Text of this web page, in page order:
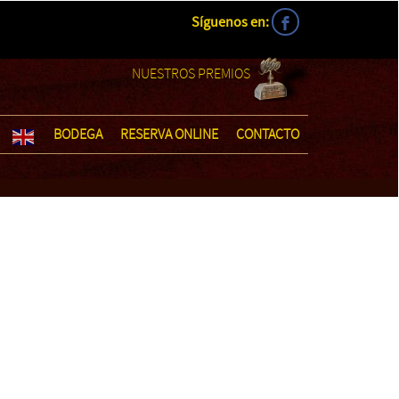
Síguenos en:
NUESTROS PREMIOS
CONTACTO
RESERVA ONLINE
BODEGA